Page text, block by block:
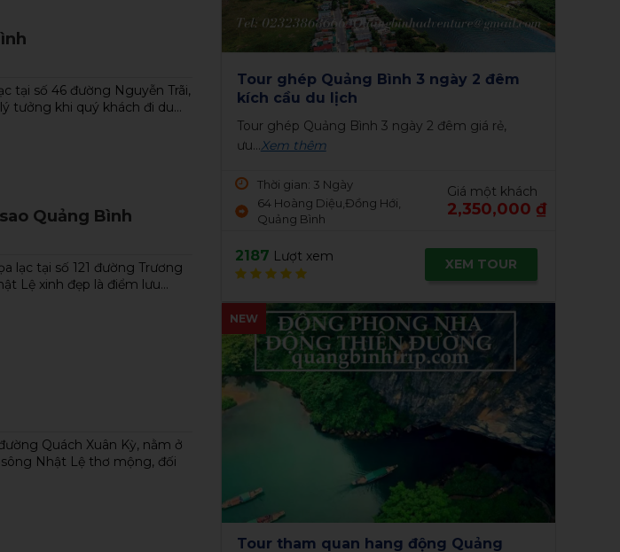
tại số 46 đường Nguyễn Trãi,
tưởng khi quý khách đi du...
Quảng Bình
lạc tại số 121 đường Trương
Lệ xinh đẹp là điểm lưu...
Quách Xuân Kỳ, nằm ở
Nhật Lệ thơ mộng, đối
2,350,000 ₫
XEM TOUR
Hành trình 3 ngày 2 đêm khám phá
hang động Quảng Bình
Tour hành trình 3 ngày 2 đêm khám phá hang
động...Xem thêm
Thời gian: 3 Ngày
64 Hoàng Diệu, Đồng Hới,
Quảng Bình
Giá một khách
3,450,000 ₫
2398 Lượt xem XEM TOUR
NEW
Động Phong Nha- Biển Nhật Lệ- Hang